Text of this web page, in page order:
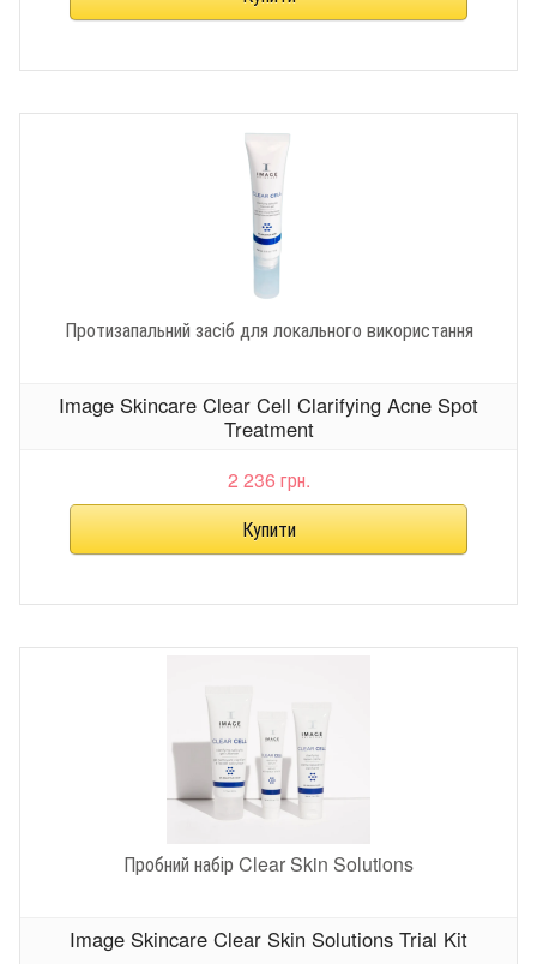
Протизапальний засіб для локального використання
Image Skincare Clear Cell Clarifying Acne Spot
Treatment
2 236 грн.
Пробний набір Clear Skin Solutions
Image Skincare Clear Skin Solutions Trial Kit